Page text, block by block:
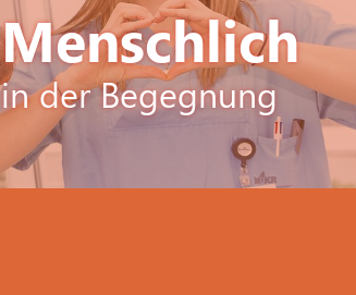
Menschlich
in der Begegnung